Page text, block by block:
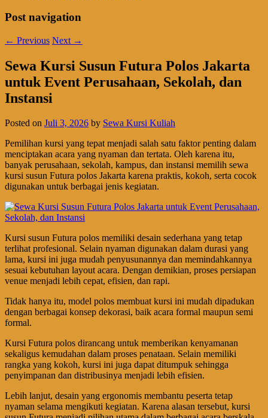
Post navigation
← Previous Next →
Sewa Kursi Susun Futura Polos Jakarta
untuk Event Perusahaan, Sekolah, dan
Instansi
Posted on Juli 3, 2026 by Sewa Kursi Kuliah
Pemilihan kursi yang tepat menjadi salah satu faktor penting dalam
menciptakan acara yang nyaman dan tertata. Oleh karena itu,
banyak perusahaan, sekolah, kampus, dan instansi memilih sewa
kursi susun Futura polos Jakarta karena praktis, kokoh, serta cocok
digunakan untuk berbagai jenis kegiatan.
Kursi susun Futura polos memiliki desain sederhana yang tetap
terlihat profesional. Selain nyaman digunakan dalam durasi yang
lama, kursi ini juga mudah penyusunannya dan memindahkannya
sesuai kebutuhan layout acara. Dengan demikian, proses persiapan
venue menjadi lebih cepat, efisien, dan rapi.
Tidak hanya itu, model polos membuat kursi ini mudah dipadukan
dengan berbagai konsep dekorasi, baik acara formal maupun semi
formal.
Kursi Futura polos dirancang untuk memberikan kenyamanan
sekaligus kemudahan dalam proses penataan. Selain memiliki
rangka yang kokoh, kursi ini juga dapat ditumpuk sehingga
penyimpanan dan distribusinya menjadi lebih efisien.
Lebih lanjut, desain yang ergonomis membantu peserta tetap
nyaman selama mengikuti kegiatan. Karena alasan tersebut, kursi